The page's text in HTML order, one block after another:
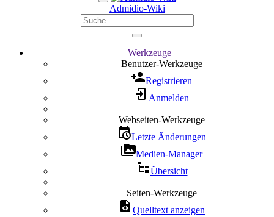
Admidio-Wiki
Werkzeuge
Benutzer-Werkzeuge
Registrieren
Anmelden
Webseiten-Werkzeuge
Letzte Änderungen
Medien-Manager
Übersicht
Seiten-Werkzeuge
Quelltext anzeigen